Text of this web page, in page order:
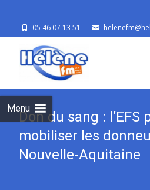
05 46 07 13 51
Menu
Don du sang : l’EFS
mobiliser les
Nouvelle-Aquitaine